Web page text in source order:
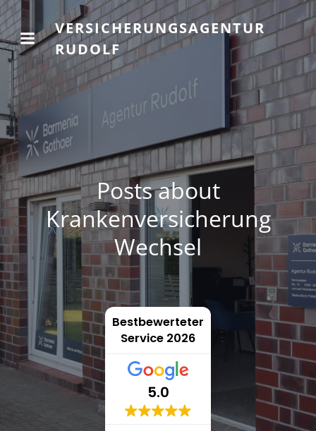
VERSICHERUNGSAGENTUR
RUDOLF
Posts about
Krankenversicherung
Wechsel
Bestbewerteter
Service 2026
5.0